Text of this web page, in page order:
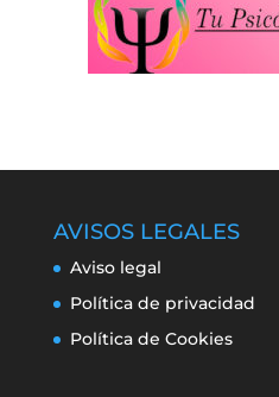
AVISOS LEGALES
Aviso legal
Política de privacidad
Política de Cookies